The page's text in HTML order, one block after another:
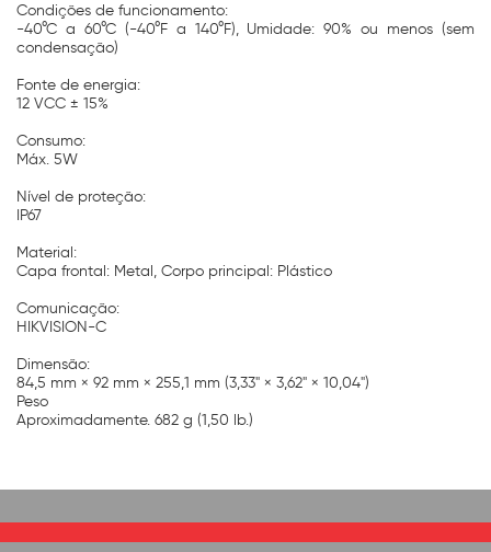
Condições de funcionamento:
-40°C a 60°C (-40°F a 140°F), Umidade: 90% ou menos (sem
condensação)
Fonte de energia:
12 VCC ± 15%
Consumo:
Máx. 5W
Nível de proteção:
IP67
Material:
Capa frontal: Metal, Corpo principal: Plástico
Comunicação:
HIKVISION-C
Dimensão:
84,5 mm × 92 mm × 255,1 mm (3,33" × 3,62" × 10,04")
Peso
Aproximadamente. 682 g (1,50 lb.)